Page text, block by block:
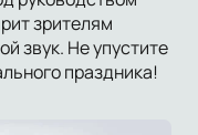
зрителям
звук. Не упустите
праздника!